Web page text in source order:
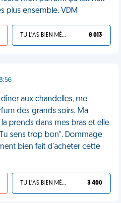
plus ensemble. VDM
TU L'AS BIEN MÉRITÉ 8 013
aux chandelles, me
des grands soirs. Ma
prends dans mes bras et elle
sens trop bon". Dommage
bien fait d'acheter cette
TU L'AS BIEN MÉRITÉ 3 400